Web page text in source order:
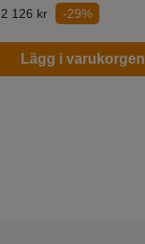
2 126 kr -29%
Lägg i varukorgen